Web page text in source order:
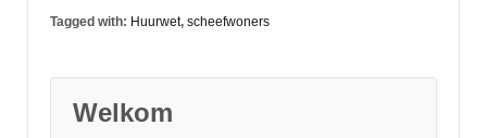
Tagged with: Huurwet, scheefwoners
Welkom